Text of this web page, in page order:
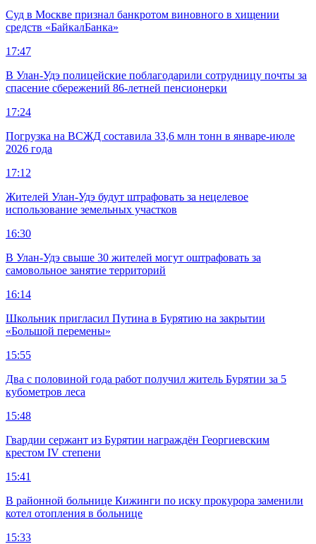
Суд в Москве признал банкротом виновного в хищении
средств «БайкалБанка»
17:47
В Улан-Удэ полицейские поблагодарили сотрудницу почты за
спасение сбережений 86-летней пенсионерки
17:24
Погрузка на ВСЖД составила 33,6 млн тонн в январе-июле
2026 года
17:12
Жителей Улан-Удэ будут штрафовать за нецелевое
использование земельных участков
16:30
В Улан-Удэ свыше 30 жителей могут оштрафовать за
самовольное занятие территорий
16:14
Школьник пригласил Путина в Бурятию на закрытии
«Большой перемены»
15:55
Два с половиной года работ получил житель Бурятии за 5
кубометров леса
15:48
Гвардии сержант из Бурятии награждён Георгиевским
крестом IV степени
15:41
В районной больнице Кижинги по иску прокурора заменили
котел отопления в больнице
15:33